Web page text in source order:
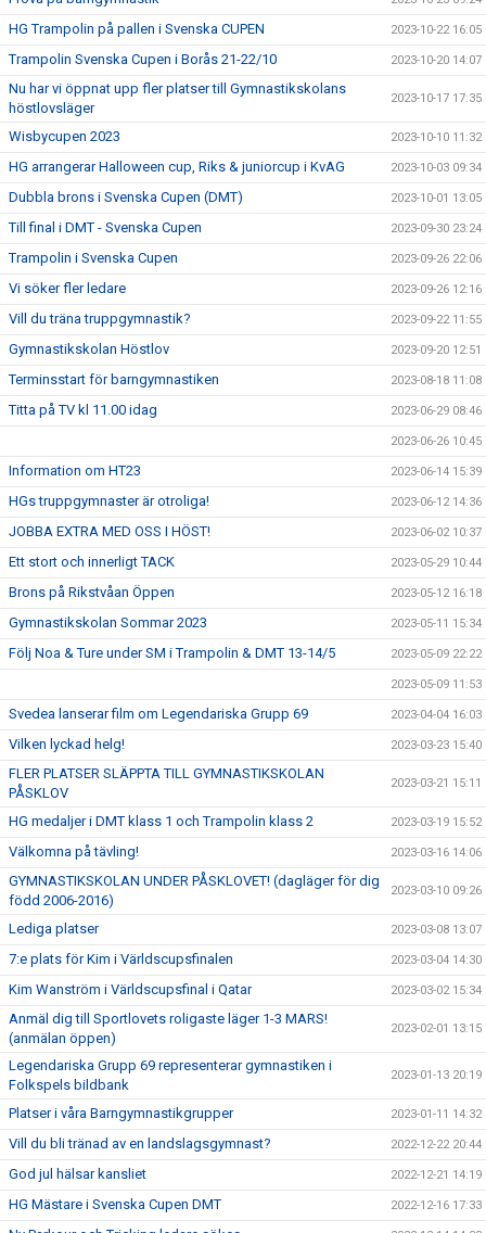
HG Trampolin på pallen i Svenska CUPEN 2023-10-22 16:05
Trampolin Svenska Cupen i Borås 21-22/10 2023-10-20 14:07
Nu har vi öppnat upp fler platser till Gymnastikskolans
höstlovsläger
2023-10-17 17:35
Wisbycupen 2023 2023-10-10 11:32
HG arrangerar Halloween cup, Riks & juniorcup i KvAG 2023-10-03 09:34
Dubbla brons i Svenska Cupen (DMT) 2023-10-01 13:05
Till final i DMT - Svenska Cupen 2023-09-30 23:24
Trampolin i Svenska Cupen 2023-09-26 22:06
Vi söker fler ledare 2023-09-26 12:16
Vill du träna truppgymnastik? 2023-09-22 11:55
Gymnastikskolan Höstlov 2023-09-20 12:51
Terminsstart för barngymnastiken 2023-08-18 11:08
Titta på TV kl 11.00 idag 2023-06-29 08:46
2023-06-26 10:45
Information om HT23 2023-06-14 15:39
HGs truppgymnaster är otroliga! 2023-06-12 14:36
JOBBA EXTRA MED OSS I HÖST! 2023-06-02 10:37
Ett stort och innerligt TACK 2023-05-29 10:44
Brons på Rikstvåan Öppen 2023-05-12 16:18
Gymnastikskolan Sommar 2023 2023-05-11 15:34
Följ Noa & Ture under SM i Trampolin & DMT 13-14/5 2023-05-09 22:22
2023-05-09 11:53
Svedea lanserar film om Legendariska Grupp 69 2023-04-04 16:03
Vilken lyckad helg! 2023-03-23 15:40
FLER PLATSER SLÄPPTA TILL GYMNASTIKSKOLAN
PÅSKLOV
2023-03-21 15:11
HG medaljer i DMT klass 1 och Trampolin klass 2 2023-03-19 15:52
Välkomna på tävling! 2023-03-16 14:06
GYMNASTIKSKOLAN UNDER PÅSKLOVET! (dagläger för dig
född 2006-2016)
2023-03-10 09:26
Lediga platser 2023-03-08 13:07
7:e plats för Kim i Världscupsfinalen 2023-03-04 14:30
Kim Wanström i Världscupsfinal i Qatar 2023-03-02 15:34
Anmäl dig till Sportlovets roligaste läger 1-3 MARS!
(anmälan öppen)
2023-02-01 13:15
Legendariska Grupp 69 representerar gymnastiken i
Folkspels bildbank
2023-01-13 20:19
Platser i våra Barngymnastikgrupper 2023-01-11 14:32
Vill du bli tränad av en landslagsgymnast? 2022-12-22 20:44
God jul hälsar kansliet 2022-12-21 14:19
HG Mästare i Svenska Cupen DMT 2022-12-16 17:33